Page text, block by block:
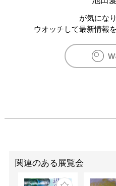
が気にな
ウオッチして最新情報
関連のある展覧会